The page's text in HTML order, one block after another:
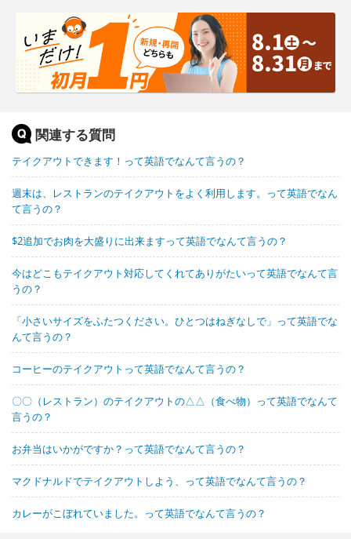
関連する質問
テイクアウトできます！って英語でなんて言うの？
週末は、レストランのテイクアウトをよく利用します。って英語でなん
て言うの？
$2追加でお肉を大盛りに出来ますって英語でなんて言うの？
今はどこもテイクアウト対応してくれてありがたいって英語でなんて言
うの？
「小さいサイズをふたつください。ひとつはねぎなしで」って英語でな
んて言うの？
コーヒーのテイクアウトって英語でなんて言うの？
〇〇（レストラン）のテイクアウトの△△（食べ物）って英語でなんて
言うの？
お弁当はいかがですか？って英語でなんて言うの？
マクドナルドでテイクアウトしよう、って英語でなんて言うの？
カレーがこぼれていました。って英語でなんて言うの？